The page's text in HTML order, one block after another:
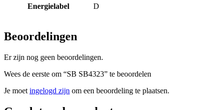
Energielabel D
Beoordelingen
Er zijn nog geen beoordelingen.
Wees de eerste om “SB SB4323” te beoordelen
Je moet ingelogd zijn om een beoordeling te plaatsen.